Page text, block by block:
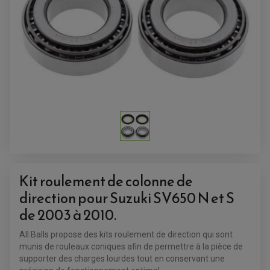
BAGAGERIE
ACCESSOIRES QUAD
ACCESSOIRES ANODISES POUR QUAD
BOUCHON DE RÉSERVOIR QUAD
POIGNÉE QUAD
PROTÈGE-MAINS
PONTETS / REHAUSSES DE GUIDON
REPOSE PIED QUAD
BAGAGERIE / TREUIL / ATTELAGE
COFFRE / TOP CASE QUAD
TREUIL ET ATTELAGE QUAD-SSV
ÉQUIPEMENT ÉLECTRIQUE
ACCESSOIRES ÉLECTRIQUE ENDURO
PLAQUE PHARE
Kit roulement de colonne de
direction pour Suzuki SV650 N et S
de 2003 à 2010.
All Balls propose des kits roulement de direction qui sont
munis de rouleaux coniques afin de permettre à la pièce de
supporter des charges lourdes tout en conservant une